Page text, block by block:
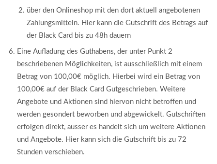
über den Onlineshop mit den dort aktuell angebotenen
Zahlungsmitteln. Hier kann die Gutschrift des Betrags auf
der Black Card bis zu 48h dauern
Eine Aufladung des Guthabens, der unter Punkt 2
beschriebenen Möglichkeiten, ist ausschließlich mit einem
Betrag von 100,00€ möglich. Hierbei wird ein Betrag von
100,00€ auf der Black Card Gutgeschrieben. Weitere
Angebote und Aktionen sind hiervon nicht betroffen und
werden gesondert beworben und abgewickelt. Gutschriften
erfolgen direkt, ausser es handelt sich um weitere Aktionen
und Angebote. Hier kann sich die Gutschrift bis zu 72
Stunden verschieben.